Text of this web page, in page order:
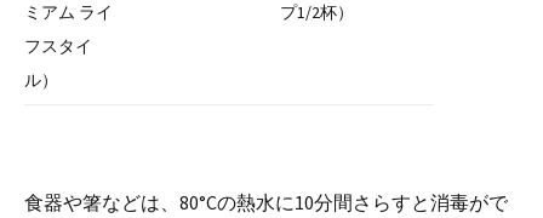
ミアム ライ
フスタイ
ル）
プ1/2杯）
食器や箸などは、80°Cの熱水に10分間さらすと消毒がで